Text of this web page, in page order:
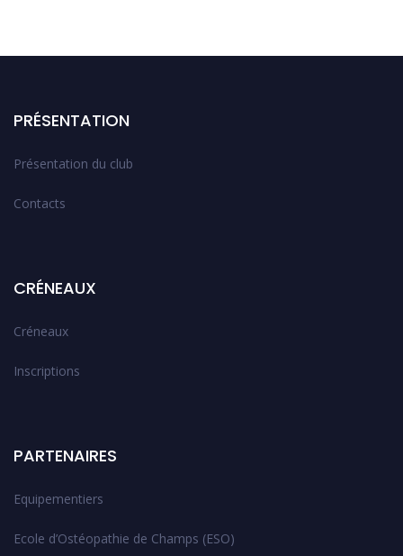
PRÉSENTATION
Présentation du club
Contacts
CRÉNEAUX
Créneaux
Inscriptions
PARTENAIRES
Equipementiers
Ecole d’Ostéopathie de Champs (ESO)